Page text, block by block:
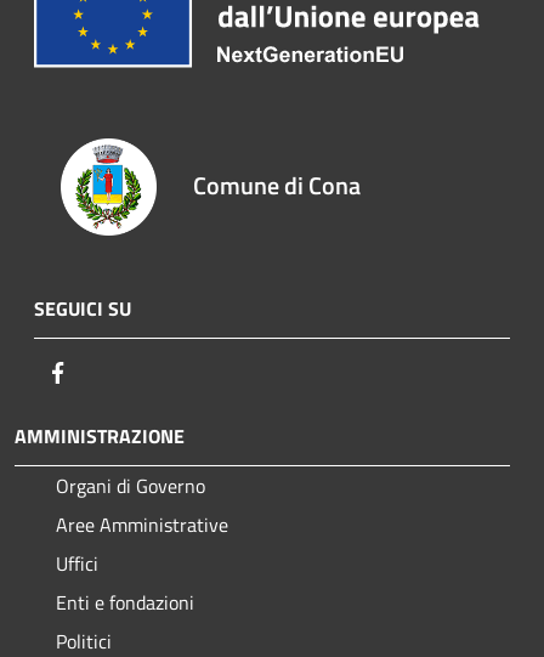
Comune di Cona
SEGUICI SU
AMMINISTRAZIONE
Organi di Governo
Aree Amministrative
Uffici
Enti e fondazioni
Politici